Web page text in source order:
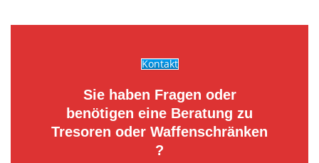
Sie haben Fragen oder
benötigen eine Beratung zu
Tresoren oder Waffenschränken
?
Kontakt